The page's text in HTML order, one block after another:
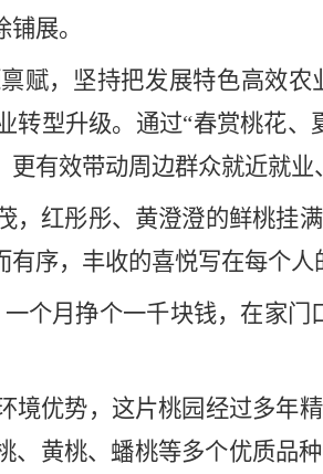
展。
赋，坚持把发展特色高效
转型升级。通过“春赏桃花
有效带动周边群众就近就业
，红彤彤、黄澄澄的鲜桃挂
序，丰收的喜悦写在每个人
个月挣个一千块钱，在家
境优势，这片桃园经过多年
、黄桃、蟠桃等多个优质品